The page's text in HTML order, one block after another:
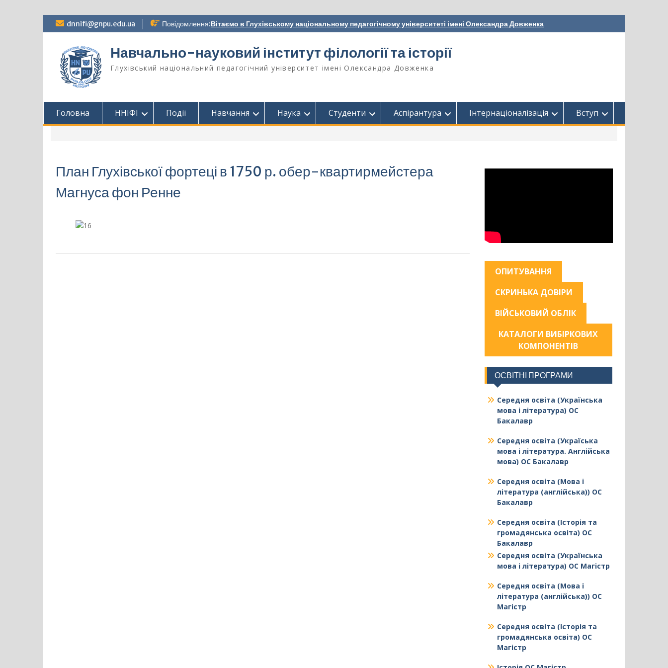
Перейти
до
dnnifi@gnpu.edu.ua Повідомлення:Вітаємо в Глухівському національному педагогічному університеті імені Олександра Довженка
Навчально-науковий інститут філології та історії
Глухівський національний педагогічний університет імені Олександра Довженка
Головна ННІФІ Події Навчання Наука Студенти Аспірантура Інтернаціоналізація Вступ
План Глухівської фортеці в 1750 р. обер-квартирмейстера
Магнуса фон Ренне
ОПИТУВАННЯ
СКРИНЬКА ДОВІРИ
ВІЙСЬКОВИЙ ОБЛІК
КАТАЛОГИ ВИБІРКОВИХ
КОМПОНЕНТІВ
ОСВІТНІ ПРОГРАМИ
Середня освіта (Українська
мова і література) ОС
Бакалавр
Середня освіта (Україська
мова і література. Англійська
мова) ОС Бакалавр
Середня освіта (Мова і
література (англійська)) ОС
Бакалавр
Середня освіта (Історія та
громадянська освіта) ОС
Бакалавр
Середня освіта (Українська
мова і література) ОС Магістр
Середня освіта (Мова і
література (англійська)) ОС
Магістр
Середня освіта (Історія та
громадянська освіта) ОС
Магістр